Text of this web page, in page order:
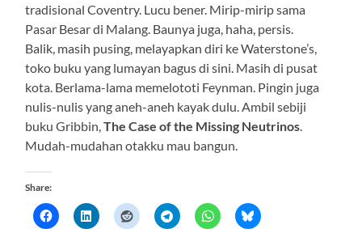
tradisional Coventry. Lucu bener. Mirip-mirip sama
Pasar Besar di Malang. Baunya juga, haha, persis.
Balik, masih pusing, melayapkan diri ke Waterstone’s,
toko buku yang lumayan bagus di sini. Masih di pusat
kota. Berlama-lama memelototi Feynman. Pingin juga
nulis-nulis yang aneh-aneh kayak dulu. Ambil sebiji
buku Gribbin,The Case of the Missing Neutrinos
Mudah-mudahan otakku mau bangun.
Share: